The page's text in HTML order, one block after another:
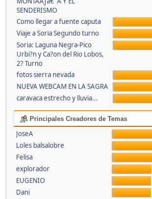
SENDERISMO
Como llegar a fuente caputa
Viaje a Soria Segundo turno
Soria: Laguna Negra-Pico
Urbi?n y Ca?on del Rio Lobos,
2? Turno
fotos sierra nevada
NUEVA WEBCAM EN LA SAGRA
caravaca estrecho y lluvia...
Principales Creadores de Temas
JoseA
Loles balsalobre
Felisa
explorador
EUGENIO
Dani